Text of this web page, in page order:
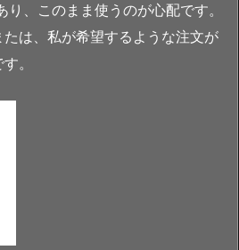
、このまま使うのが心配です。
は、私が希望するような注文が
。